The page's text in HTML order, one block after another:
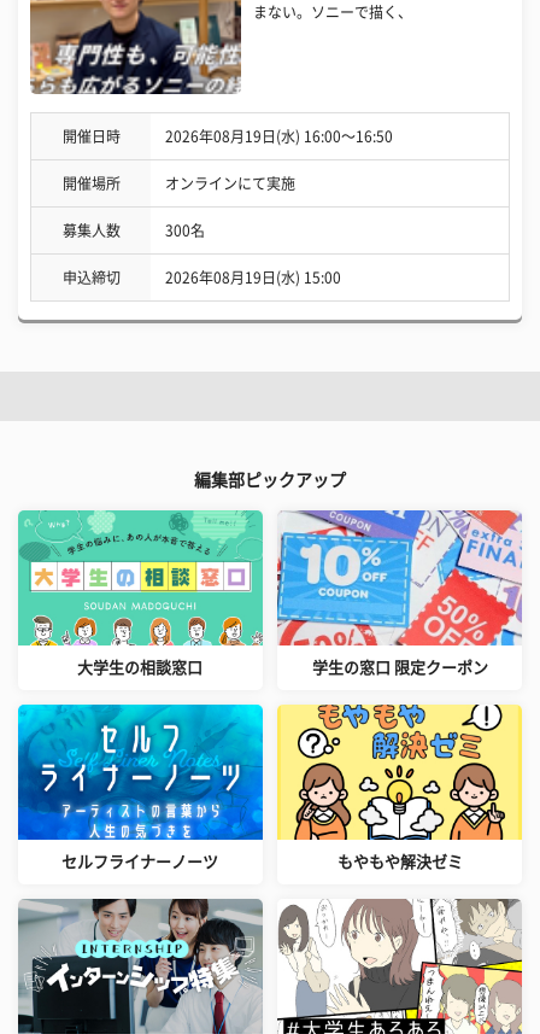
まない。ソニーで描く、
開催日時 2026年08月19日(水) 16:00〜16:50
開催場所 オンラインにて実施
募集人数 300名
申込締切 2026年08月19日(水) 15:00
編集部ピックアップ
大学生の相談窓口 学生の窓口 限定クーポン
セルフライナーノーツ もやもや解決ゼミ